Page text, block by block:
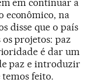
em continuar a
econômico, na
disse que o país
projetos: paz
é dar um
paz e introduzir
feito.